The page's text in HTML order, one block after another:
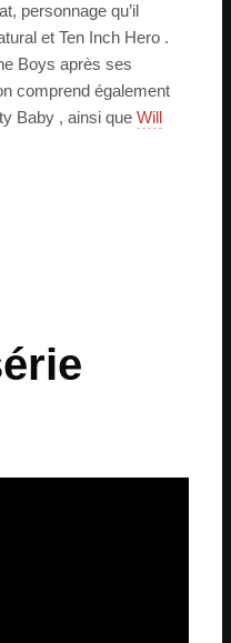
personnage qu’il
et Ten Inch Hero .
Boys après ses
comprend également
Baby , ainsi que Will